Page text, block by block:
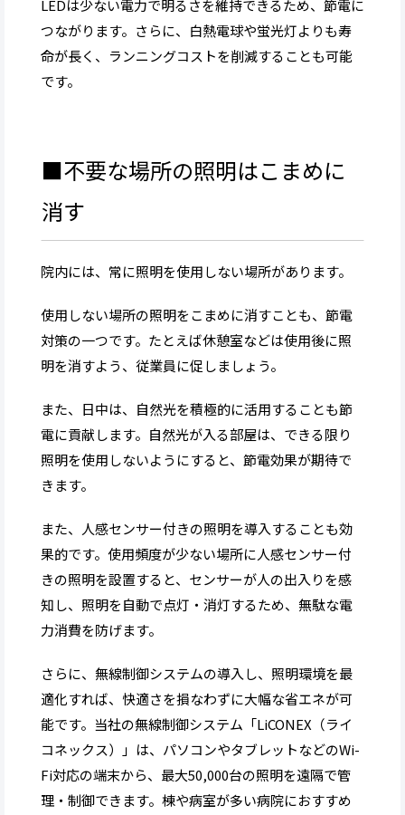
LEDは少ない電力で明るさを維持できるため、節電に
つながります。さらに、白熱電球や蛍光灯よりも寿
命が長く、ランニングコストを削減することも可能
です。
■不要な場所の照明はこまめに
消す
院内には、常に照明を使用しない場所があります。
使用しない場所の照明をこまめに消すことも、節電
対策の一つです。たとえば休憩室などは使用後に照
明を消すよう、従業員に促しましょう。
また、日中は、自然光を積極的に活用することも節
電に貢献します。自然光が入る部屋は、できる限り
照明を使用しないようにすると、節電効果が期待で
きます。
また、人感センサー付きの照明を導入することも効
果的です。使用頻度が少ない場所に人感センサー付
きの照明を設置すると、センサーが人の出入りを感
知し、照明を自動で点灯・消灯するため、無駄な電
力消費を防げます。
さらに、無線制御システムの導入し、照明環境を最
適化すれば、快適さを損なわずに大幅な省エネが可
能です。当社の無線制御システム「LiCONEX（ライ
コネックス）」は、パソコンやタブレットなどのWi-
Fi対応の端末から、最大50,000台の照明を遠隔で管
理・制御できます。棟や病室が多い病院におすすめ